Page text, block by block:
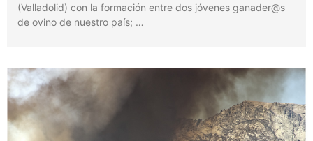
(Valladolid) con la formación entre dos jóvenes ganader@s
de ovino de nuestro país; …